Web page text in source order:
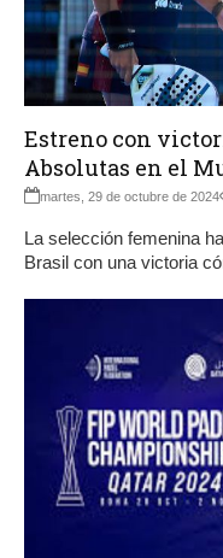
Estreno con
Absolutas en el
martes, 29 de octubre de 2024
La selección femenina
Brasil con una victoria